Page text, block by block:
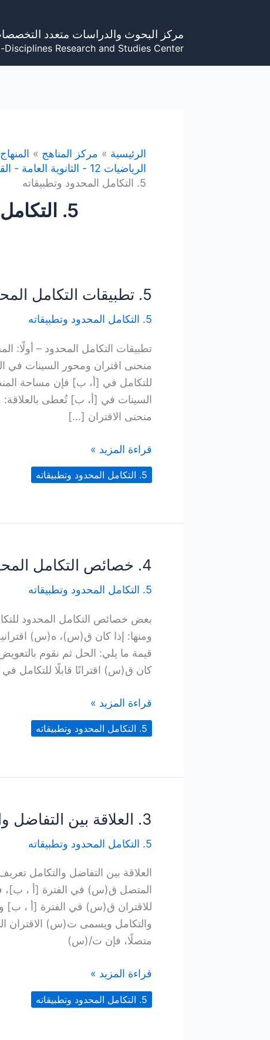
مركز البحوث والدراسات متعدد
Disciplines Research and Studies Center
الرئيسية مركز المناهج
الرياضيات 12 - الثانوية العامة - القسم العلمي - المنهاج الفلسطيني
5. التكامل المحدود وتطبيقاته
5. التكامل المحدود وتطبيقاته
5. تطبيقات التكامل المحدود
5. التكامل المحدود وتطبيقاته
تطبيقات التكامل المحدود – أولًا:
للتكامل في [أ، ب] فإن مساحة
منحنى الاقتران […]
5.
تطبيقات
التكامل
قراءة المزيد »
5. التكامل المحدود وتطبيقاته
4. خصائص التكامل المحدود
5. التكامل المحدود وتطبيقاته
بعض خصائص التكامل المحدود
كان ق(س) اقترانًا قابلًا للتكامل
4.
خصائص
التكامل
قراءة المزيد »
5. التكامل المحدود وتطبيقاته
3. العلاقة بين التفاضل والتكامل
5. التكامل المحدود وتطبيقاته
العلاقة بين التفاضل والتكامل
المتصل ق(س) في الفترة [أ ، ب]،
للاقتران ق(س) في الفترة [أ ، ب]
والتكامل ويسمى ت(س) الاقتران
متصلًا، فإن ت/(س)
3.
العلاقة
بين
قراءة المزيد »
5. التكامل المحدود وتطبيقاته